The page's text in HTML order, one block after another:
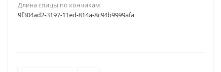
Длина спицы по кончикам
9f304ad2-3197-11ed-814a-8c94b9999afa